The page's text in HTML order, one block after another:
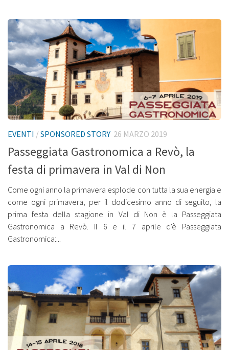
EVENTI / SPONSORED STORY 26 MARZO 2019
Passeggiata Gastronomica a Revò, la
festa di primavera in Val di Non
Come ogni anno la primavera esplode con tutta la sua energia e
come ogni primavera, per il dodicesimo anno di seguito, la
prima festa della stagione in Val di Non è la Passeggiata
Gastronomica a Revò. Il 6 e il 7 aprile c’è Passeggiata
Gastronomica:...